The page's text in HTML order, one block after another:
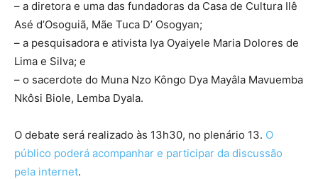
– a diretora e uma das fundadoras da Casa de Cultura Ilê
Asé d’Osoguiã, Mãe Tuca D’ Osogyan;
– a pesquisadora e ativista Iya Oyaiyele Maria Dolores de
Lima e Silva; e
– o sacerdote do Muna Nzo Kôngo Dya Mayâla Mavuemba
Nkôsi Biole, Lemba Dyala.
O debate será realizado às 13h30, no plenário 13. O
público poderá acompanhar e participar da discussão
pela internet.